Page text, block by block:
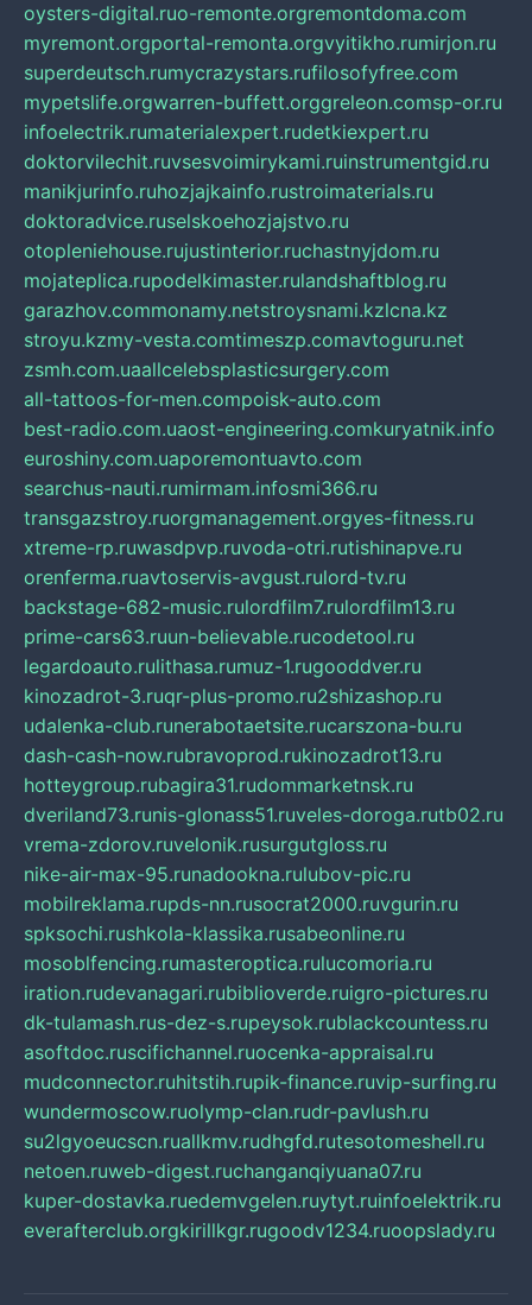
oysters-digital.ruo-remonte.orgremontdoma.com
myremont.orgportal-remonta.orgvyitikho.rumirjon.ru
superdeutsch.rumycrazystars.rufilosofyfree.com
mypetslife.orgwarren-buffett.orggreleon.comsp-or.ru
infoelectrik.rumaterialexpert.rudetkiexpert.ru
doktorvilechit.ruvsesvoimirykami.ruinstrumentgid.ru
manikjurinfo.ruhozjajkainfo.rustroimaterials.ru
doktoradvice.ruselskoehozjajstvo.ru
otopleniehouse.rujustinterior.ruchastnyjdom.ru
mojateplica.rupodelkimaster.rulandshaftblog.ru
garazhov.commonamy.netstroysnami.kzlcna.kz
stroyu.kzmy-vesta.comtimeszp.comavtoguru.net
zsmh.com.uaallcelebsplasticsurgery.com
all-tattoos-for-men.compoisk-auto.com
best-radio.com.uaost-engineering.comkuryatnik.info
euroshiny.com.uaporemontuavto.com
searchus-nauti.rumirmam.infosmi366.ru
transgazstroy.ruorgmanagement.orgyes-fitness.ru
xtreme-rp.ruwasdpvp.ruvoda-otri.rutishinapve.ru
orenferma.ruavtoservis-avgust.rulord-tv.ru
backstage-682-music.rulordfilm7.rulordfilm13.ru
prime-cars63.ruun-believable.rucodetool.ru
legardoauto.rulithasa.rumuz-1.rugooddver.ru
kinozadrot-3.ruqr-plus-promo.ru2shizashop.ru
udalenka-club.runerabotaetsite.rucarszona-bu.ru
dash-cash-now.rubravoprod.rukinozadrot13.ru
hotteygroup.rubagira31.rudommarketnsk.ru
dveriland73.runis-glonass51.ruveles-doroga.rutb02.ru
vrema-zdorov.ruvelonik.rusurgutgloss.ru
nike-air-max-95.runadookna.rulubov-pic.ru
mobilreklama.rupds-nn.rusocrat2000.ruvgurin.ru
spksochi.rushkola-klassika.rusabeonline.ru
mosoblfencing.rumasteroptica.rulucomoria.ru
iration.rudevanagari.rubiblioverde.ruigro-pictures.ru
dk-tulamash.rus-dez-s.rupeysok.rublackcountess.ru
asoftdoc.ruscifichannel.ruocenka-appraisal.ru
mudconnector.ruhitstih.rupik-finance.ruvip-surfing.ru
wundermoscow.ruolymp-clan.rudr-pavlush.ru
su2lgyoeucscn.ruallkmv.rudhgfd.rutesotomeshell.ru
netoen.ruweb-digest.ruchanganqiyuana07.ru
kuper-dostavka.ruedemvgelen.ruytyt.ruinfoelektrik.ru
everafterclub.orgkirillkgr.rugoodv1234.ruoopslady.ru